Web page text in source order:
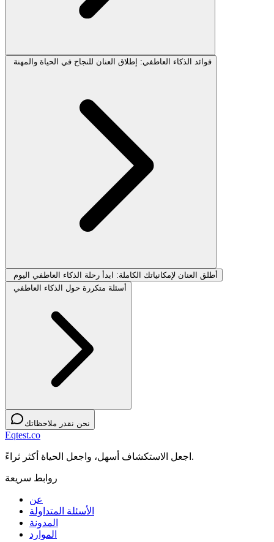
فوائد الذكاء العاطفي: إطلاق العنان للنجاح في الحياة والمهنة
أطلق العنان لإمكانياتك الكاملة: ابدأ رحلة الذكاء العاطفي اليوم
أسئلة متكررة حول الذكاء العاطفي
نحن نقدر ملاحظاتك
Eqtest.co
اجعل الاستكشاف أسهل، واجعل الحياة أكثر ثراءً.
روابط سريعة
عن
الأسئلة المتداولة
المدونة
الموارد